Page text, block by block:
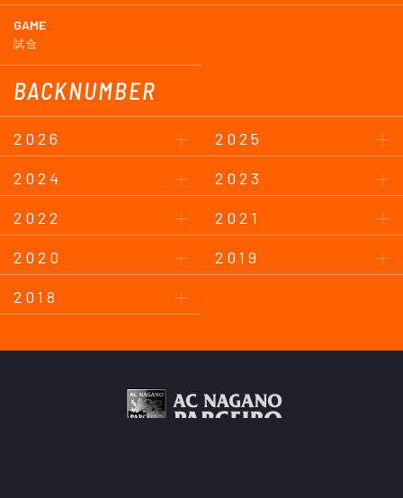
GAME
試合
BACKNUMBER
2026
2025
2024
2023
2022
2021
2020
2019
2018